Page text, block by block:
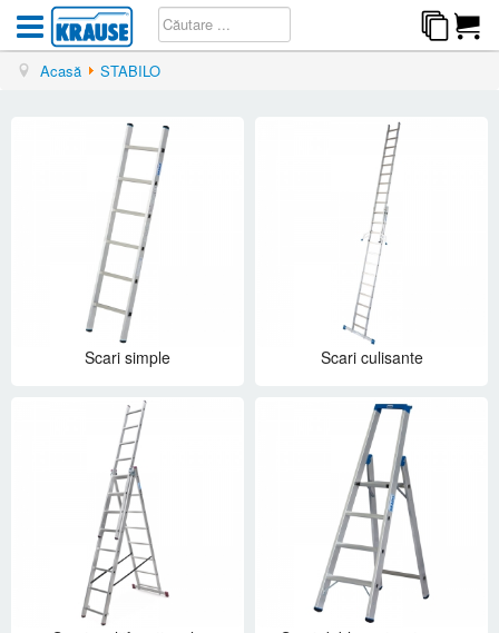
Acasă STABILO
Scari simple Scari culisante